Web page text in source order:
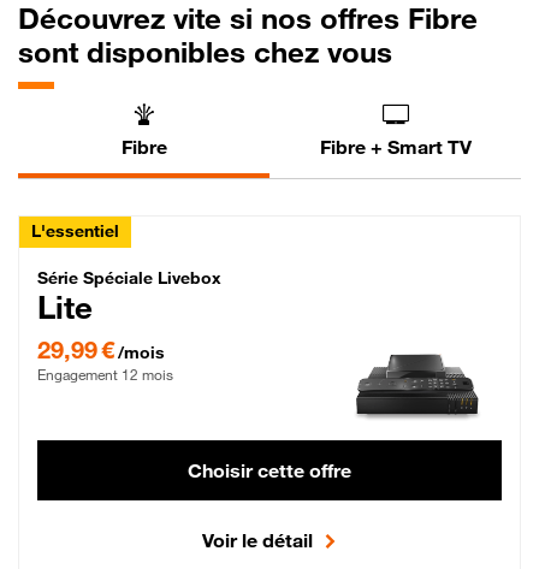
Découvrez vite si nos offres Fibre
sont disponibles chez vous
Fibre Fibre + Smart TV
L'essentiel
Série Spéciale Livebox Lite Fibre
Série Spéciale Livebox
Lite
29,99 €/mois
Engagement 12 mois
Choisir cette offre
Voir le détail